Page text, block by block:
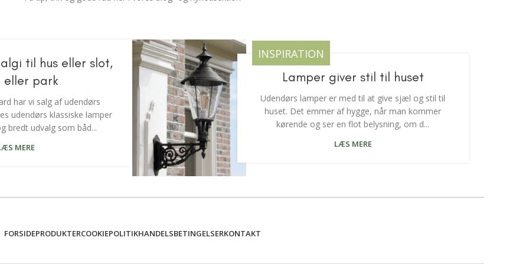
til hus eller slot,
eller park
har vi salg af udendørs
udendørs klassiske lamper
bredt udvalg som båd...
MERE
INSPIRATION
Lamper giver stil til huset
Udendørs lamper er med til at give sjæl og stil til
huset. Det emmer af hygge, når man kommer
kørende og ser en flot belysning, om d...
LÆS MERE
FORSIDEPRODUKTERCOOKIEPOLITIKHANDELSBETINGELSERKONTAKT